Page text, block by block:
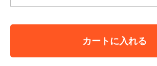
カートに入れる